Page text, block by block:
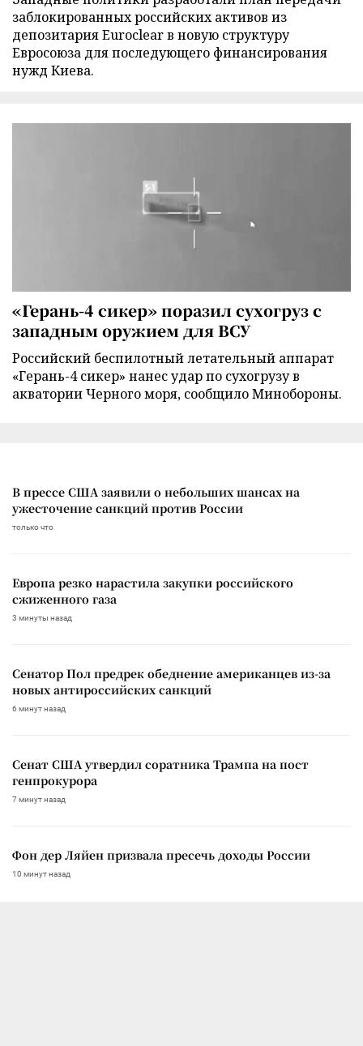
заблокированных российских активов из
депозитария Euroclear в новую структуру
Евросоюза для последующего финансирования
нужд Киева.
«Герань-4 сикер» поразил сухогруз с
западным оружием для ВСУ
Российский беспилотный летательный аппарат
«Герань-4 сикер» нанес удар по сухогрузу в
акватории Черного моря, сообщило Минобороны.
В прессе США заявили о небольших шансах на
ужесточение санкций против России
только что
Европа резко нарастила закупки российского
сжиженного газа
3 минуты назад
Сенатор Пол предрек обеднение американцев из-за
новых антироссийских санкций
6 минут назад
Сенат США утвердил соратника Трампа на пост
генпрокурора
7 минут назад
Фон дер Ляйен призвала пресечь доходы России
10 минут назад